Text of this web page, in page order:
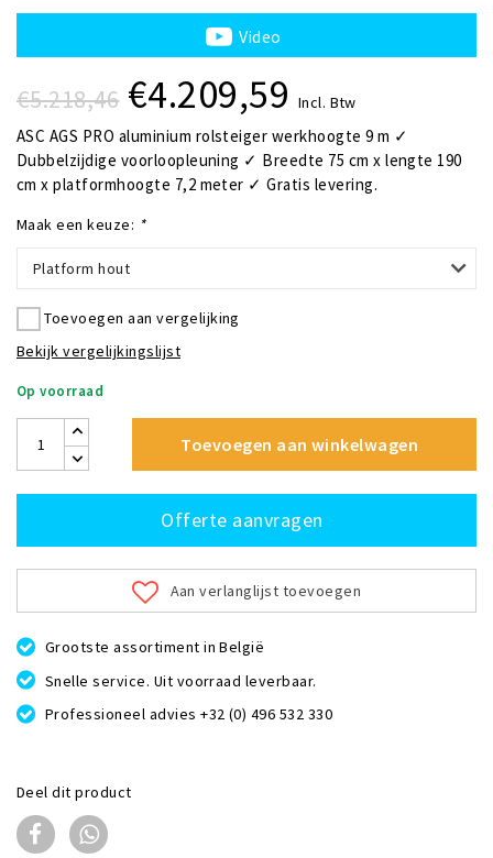
Video
€5.218,46 €4.209,59 Incl. Btw
ASC AGS PRO aluminium rolsteiger werkhoogte 9 m ✓
Dubbelzijdige voorloopleuning ✓ Breedte 75 cm x lengte 190
cm x platformhoogte 7,2 meter ✓ Gratis levering.
Maak een keuze: *
Platform hout
Toevoegen aan vergelijking
Bekijk vergelijkingslijst
Op voorraad
Toevoegen aan winkelwagen
Offerte aanvragen
Aan verlanglijst toevoegen
Grootste assortiment in België
Snelle service. Uit voorraad leverbaar.
Professioneel advies +32 (0) 496 532 330
Deel dit product